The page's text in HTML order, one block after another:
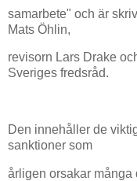
samarbete" och är
Mats Öhlin,
revisorn Lars Drake
Sveriges fredsråd.
Den innehåller de
sanktioner som
årligen orsakar många